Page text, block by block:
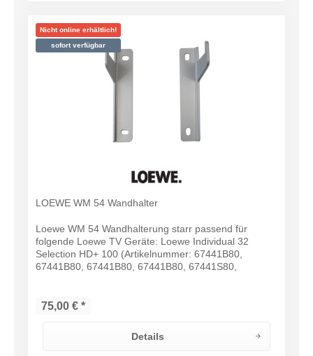
Nicht online erhältlich!
sofort verfügbar
LOEWE WM 54 Wandhalter
Loewe WM 54 Wandhalterung starr passend für
folgende Loewe TV Geräte: Loewe Individual 32
Selection HD+ 100 (Artikelnummer: 67441B80,
67441B80, 67441B80, 67441B80, 67441S80,
75,00 € *
Details